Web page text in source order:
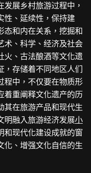
展乡村旅游过程中，
性、延续性，保持建
态和内在关系，挖掘和
术、科学、经济及社会
火、古法酿酒等文化遗
，存储着不同地区人们
程中，不仅要在物质形
着重阐释文化遗产的历
其在旅游产品和现代生
明融入旅游经济发展小
和现代化建设成就的窗
化、增强文化自信的生